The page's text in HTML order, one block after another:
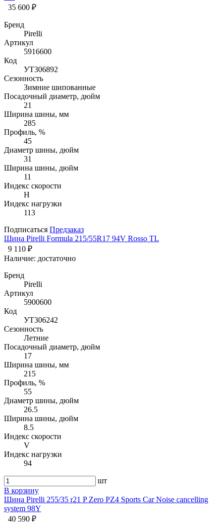
35 600 ₽
Бренд
Pirelli
Артикул
5916600
Код
УТ306892
Сезонность
Зимние шипованные
Посадочный диаметр, дюйм
21
Ширина шины, мм
285
Профиль, %
45
Диаметр шины, дюйм
31
Ширина шины, дюйм
11
Индекс скорости
H
Индекс нагрузки
113
Подписаться Предзаказ
Шина Pirelli Formula 215/55R17 94V Rosso TL
9 110 ₽
Наличие: достаточно
Бренд
Pirelli
Артикул
5900600
Код
УТ306242
Сезонность
Летние
Посадочный диаметр, дюйм
17
Ширина шины, мм
215
Профиль, %
55
Диаметр шины, дюйм
26.5
Ширина шины, дюйм
8.5
Индекс скорости
V
Индекс нагрузки
94
шт
В корзину
Шина Pirelli 255/35 r21 P Zero PZ4 Sports Car Noise cancelling
system 98Y
40 590 ₽